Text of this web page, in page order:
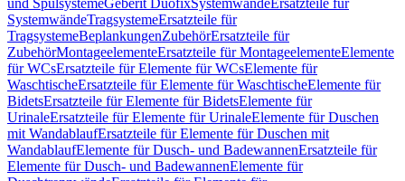
und SpülsystemeGeberit DuofixSystemwändeErsatzteile für
SystemwändeTragsystemeErsatzteile für
TragsystemeBeplankungenZubehörErsatzteile für
ZubehörMontageelementeErsatzteile für MontageelementeElemente
für WCsErsatzteile für Elemente für WCsElemente für
WaschtischeErsatzteile für Elemente für WaschtischeElemente für
BidetsErsatzteile für Elemente für BidetsElemente für
UrinaleErsatzteile für Elemente für UrinaleElemente für Duschen
mit WandablaufErsatzteile für Elemente für Duschen mit
WandablaufElemente für Dusch- und BadewannenErsatzteile für
Elemente für Dusch- und BadewannenElemente für